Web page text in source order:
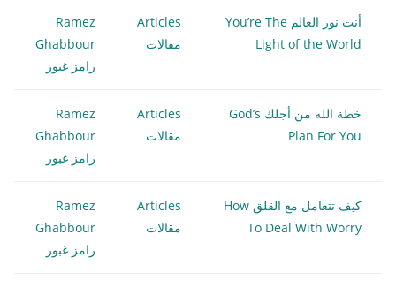
أنت نور العالم You’re The
Light of the World
Articles
مقالات
Ramez
Ghabbour
رامز غبور
خطة الله من أجلك God’s
Plan For You
Articles
مقالات
Ramez
Ghabbour
رامز غبور
كيف تتعامل مع القلق How
To Deal With Worry
Articles
مقالات
Ramez
Ghabbour
رامز غبور